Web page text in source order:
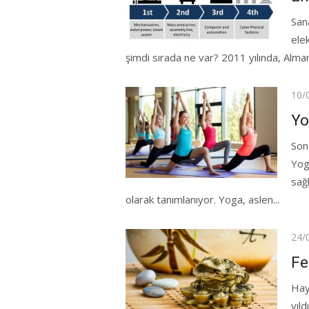
şimdi sırada ne var? 2011 yılında,
10/
olarak tanımlanıyor. Yoga, aslen...
24/